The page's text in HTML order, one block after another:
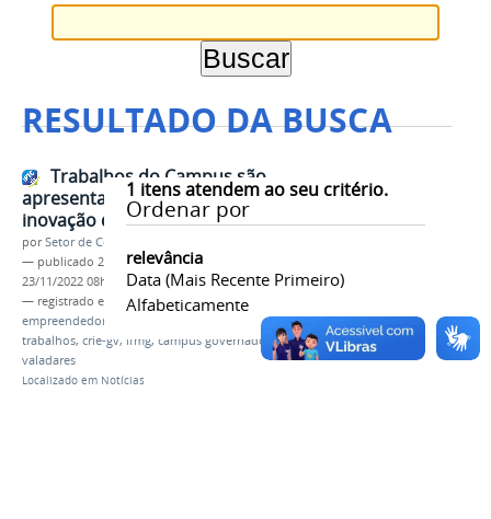
RESULTADO DA BUSCA
1 itens atendem ao seu critério.
Ordenar por
relevância
Data (mais Recente Primeiro)
Alfabeticamente
Trabalhos do Campus são
apresentados em simpósio de
inovação da UFJF-GV
porSetor de Comunicação
— publicado 23/11/2022—última modificação
23/11/2022 08h49
— registrado em:
simpósio,inovação,
empreendedorismo acadêmico
ufjg-gv,
trabalhos, crie-gv, ifmg, campus governador
valadares
Localizado em Notícias